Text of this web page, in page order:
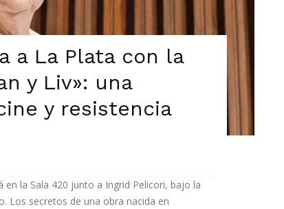
a La Plata con la
y Liv»: una
y resistencia
la Sala 420 junto a Ingrid Pelicori, bajo la
Los secretos de una obra nacida en